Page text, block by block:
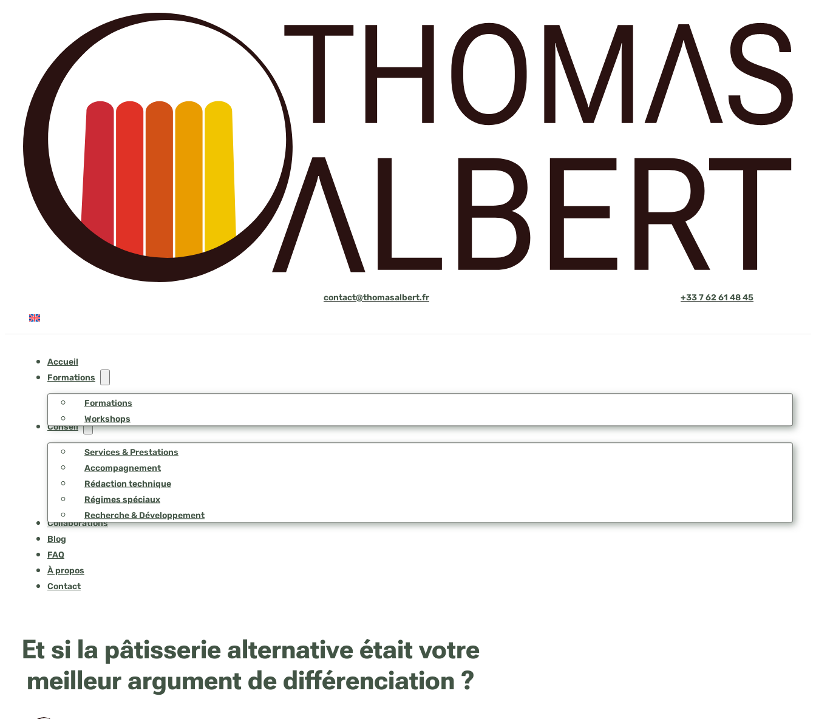
contact@thomasalbert.fr +33 7 62 61 48 45
Accueil
Formations
Formations
Workshops
Conseil
Services & Prestations
Accompagnement
Rédaction technique
Régimes spéciaux
Recherche & Développement
Collaborations
Blog
FAQ
À propos
Contact
Et si la pâtisserie alternative était votre
meilleur argument de différenciation ?